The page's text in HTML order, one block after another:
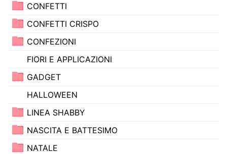
CONFETTI
CONFETTI CRISPO
CONFEZIONI
FIORI E APPLICAZIONI
GADGET
HALLOWEEN
LINEA SHABBY
NASCITA E BATTESIMO
NATALE